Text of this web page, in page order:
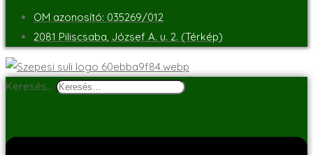
OM azonosító: 035269/012
2081 Piliscsaba, József A. u. 2. (Térkép)
Keresés…